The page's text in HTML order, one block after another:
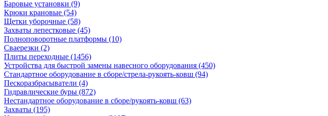
Баровые установки (9)
Крюки крановые (54)
Щетки уборочные (58)
Захваты лепестковые (45)
Полноповоротные платформы (10)
Сваерезки (2)
Плиты переходные (1456)
Устройства для быстрой замены навесного оборудования (450)
Стандартное оборудование в сборе/стрела-рукоять-ковш (94)
Пескоразбрасыватели (4)
Гидравлические буры (872)
Нестандартное оборудование в сборе/рукоять-ковш (63)
Захваты (195)